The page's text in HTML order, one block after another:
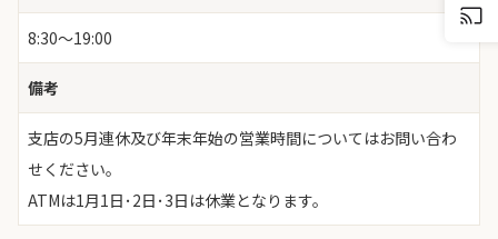
8:30～19:00
備考
支店の5月連休及び年末年始の営業時間についてはお問い合わ
せください。
ATMは1月1日･2日･3日は休業となります。